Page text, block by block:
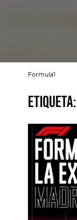
Formula1
Etiqueta: